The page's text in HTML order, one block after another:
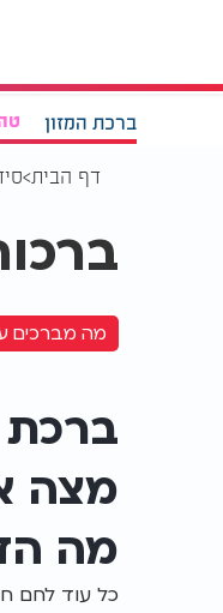
ברכת המזון
דף הבית
מה מברכים
ברכת
מצה
מה
כל עוד לחם